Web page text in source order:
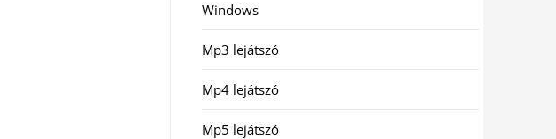
Windows
Mp3 lejátszó
Mp4 lejátszó
Mp5 lejátszó